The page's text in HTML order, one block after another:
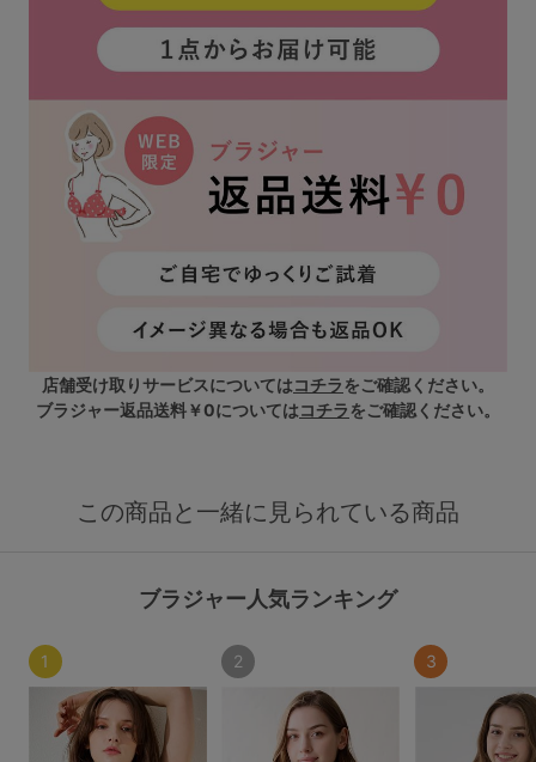
店舗受け取りサービスについてはコチラ をご確認ください。
ブラジャー返品送料￥0についてはコチラ をご確認ください。
この商品と一緒に見られている商品
ブラジャー人気ランキング
1 2 3